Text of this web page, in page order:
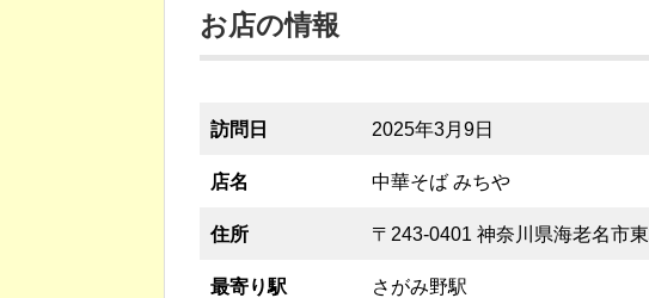
お店の情報
訪問日 2025年3月9日
店名 中華そば みちや
住所 〒243-0401 神奈川県海老名市
最寄り駅 さがみ野駅